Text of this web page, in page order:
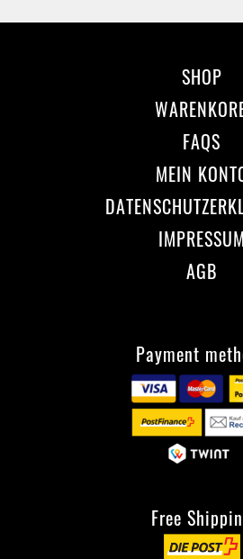
SHOP
FAQS
MEIN
IMPRESSUM
AGB
Payment
Free